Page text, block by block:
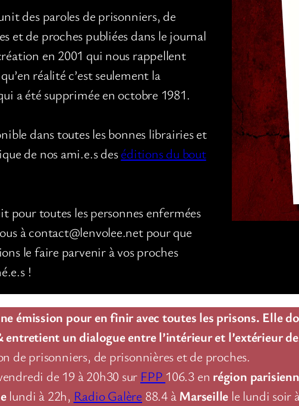
des paroles de prisonniers, de
et de proches publiées dans le journal
en 2001 qui nous rappellent
réalité c’est seulement la
a été supprimée en octobre 1981.
dans toutes les bonnes librairies et
de nos ami.e.s deséditions du bout
pour toutes les personnes enfermées
à contact@lenvolee.net pour que
le faire parvenir à vos proches
!
émission pour en finir avec toutes les prisons. Elle
entretient un dialogue entre l’intérieur et l’extérieur
de prisonniers, de prisonnières et de proches.
de 19 à 20h30 sur FPP 106.3 en région
lundi à 22h, Radio Galère 88.4 àMarseille le lundi soir